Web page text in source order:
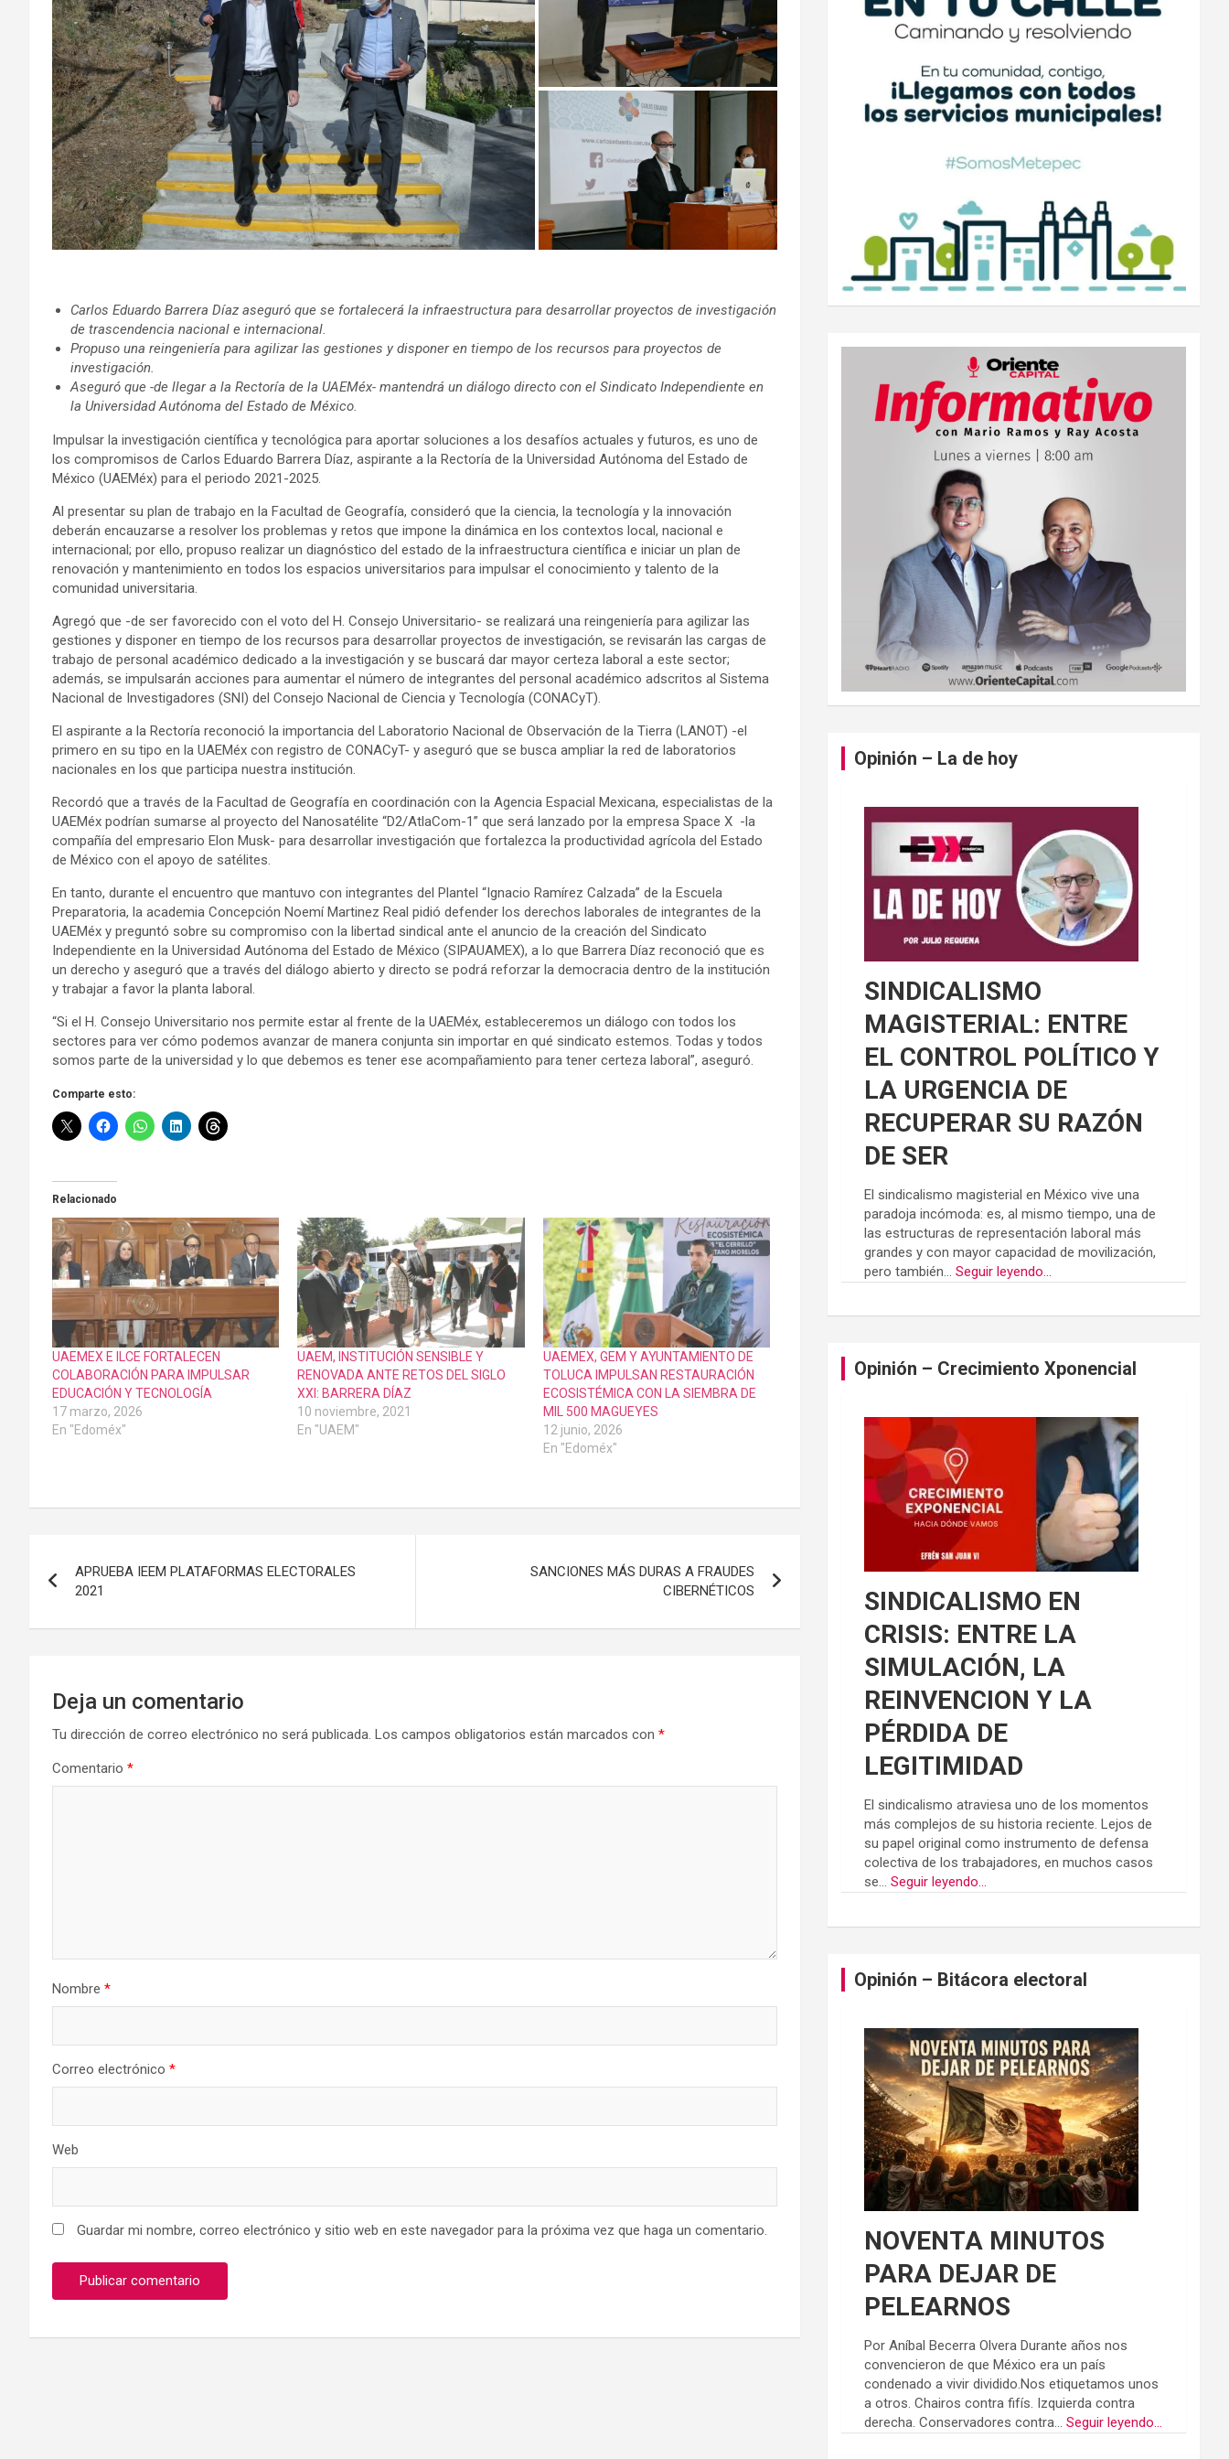
Carlos Eduardo Barrera Díaz aseguró que se fortalecerá la infraestructura para desarrollar proyectos de investigación
de trascendencia nacional e internacional.
Propuso una reingeniería para agilizar las gestiones y disponer en tiempo de los recursos para proyectos de
investigación.
Aseguró que -de llegar a la Rectoría de la UAEMéx- mantendrá un diálogo directo con el Sindicato Independiente en
la Universidad Autónoma del Estado de México.
Impulsar la investigación científica y tecnológica para aportar soluciones a los desafíos actuales y futuros, es uno de
los compromisos de Carlos Eduardo Barrera Díaz, aspirante a la Rectoría de la Universidad Autónoma del Estado de
México (UAEMéx) para el periodo 2021-2025.
Al presentar su plan de trabajo en la Facultad de Geografía, consideró que la ciencia, la tecnología y la innovación
deberán encauzarse a resolver los problemas y retos que impone la dinámica en los contextos local, nacional e
internacional; por ello, propuso realizar un diagnóstico del estado de la infraestructura científica e iniciar un plan de
renovación y mantenimiento en todos los espacios universitarios para impulsar el conocimiento y talento de la
comunidad universitaria.
Agregó que -de ser favorecido con el voto del H. Consejo Universitario- se realizará una reingeniería para agilizar las
gestiones y disponer en tiempo de los recursos para desarrollar proyectos de investigación, se revisarán las cargas de
trabajo de personal académico dedicado a la investigación y se buscará dar mayor certeza laboral a este sector;
además, se impulsarán acciones para aumentar el número de integrantes del personal académico adscritos al Sistema
Nacional de Investigadores (SNI) del Consejo Nacional de Ciencia y Tecnología (CONACyT).
El aspirante a la Rectoría reconoció la importancia del Laboratorio Nacional de Observación de la Tierra (LANOT) -el
primero en su tipo en la UAEMéx con registro de CONACyT- y aseguró que se busca ampliar la red de laboratorios
nacionales en los que participa nuestra institución.
Recordó que a través de la Facultad de Geografía en coordinación con la Agencia Espacial Mexicana, especialistas de la
UAEMéx podrían sumarse al proyecto del Nanosatélite “D2/AtlaCom-1” que será lanzado por la empresa Space X -la
compañía del empresario Elon Musk- para desarrollar investigación que fortalezca la productividad agrícola del Estado
de México con el apoyo de satélites.
En tanto, durante el encuentro que mantuvo con integrantes del Plantel “Ignacio Ramírez Calzada” de la Escuela
Preparatoria, la academia Concepción Noemí Martinez Real pidió defender los derechos laborales de integrantes de la
UAEMéx y preguntó sobre su compromiso con la libertad sindical ante el anuncio de la creación del Sindicato
Independiente en la Universidad Autónoma del Estado de México (SIPAUAMEX), a lo que Barrera Díaz reconoció que es
un derecho y aseguró que a través del diálogo abierto y directo se podrá reforzar la democracia dentro de la institución
y trabajar a favor la planta laboral.
“Si el H. Consejo Universitario nos permite estar al frente de la UAEMéx, estableceremos un diálogo con todos los
sectores para ver cómo podemos avanzar de manera conjunta sin importar en qué sindicato estemos. Todas y todos
somos parte de la universidad y lo que debemos es tener ese acompañamiento para tener certeza laboral”, aseguró.
Comparte esto:
Relacionado
UAEMEX E ILCE FORTALECEN
COLABORACIÓN PARA IMPULSAR
EDUCACIÓN Y TECNOLOGÍA
17 marzo, 2026
En "Edoméx"
UAEM, INSTITUCIÓN SENSIBLE Y
RENOVADA ANTE RETOS DEL SIGLO
XXI: BARRERA DÍAZ
10 noviembre, 2021
En "UAEM"
UAEMEX, GEM Y AYUNTAMIENTO DE
TOLUCA IMPULSAN RESTAURACIÓN
ECOSISTÉMICA CON LA SIEMBRA DE
MIL 500 MAGUEYES
12 junio, 2026
En "Edoméx"
de
entradas
APRUEBA IEEM PLATAFORMAS ELECTORALES
2021
SANCIONES MÁS DURAS A FRAUDES
CIBERNÉTICOS
Deja un comentario
Tu dirección de correo electrónico no será publicada. Los campos obligatorios están marcados con *
Comentario *
Nombre *
Correo electrónico *
Web
Guardar mi nombre, correo electrónico y sitio web en este navegador para la próxima vez que haga un comentario.
Opinión – La de hoy
SINDICALISMO
MAGISTERIAL: ENTRE
EL CONTROL POLÍTICO Y
LA URGENCIA DE
RECUPERAR SU RAZÓN
DE SER
El sindicalismo magisterial en México vive una
paradoja incómoda: es, al mismo tiempo, una de
las estructuras de representación laboral más
grandes y con mayor capacidad de movilización,
pero también...Seguir leyendo...
Opinión – Crecimiento Xponencial
SINDICALISMO EN
CRISIS: ENTRE LA
SIMULACIÓN, LA
REINVENCION Y LA
PÉRDIDA DE
LEGITIMIDAD
El sindicalismo atraviesa uno de los momentos
más complejos de su historia reciente. Lejos de
su papel original como instrumento de defensa
colectiva de los trabajadores, en muchos casos
se...Seguir leyendo...
Opinión – Bitácora electoral
NOVENTA MINUTOS
PARA DEJAR DE
PELEARNOS
Por Aníbal Becerra Olvera Durante años nos
convencieron de que México era un país
condenado a vivir dividido.Nos etiquetamos unos
a otros. Chairos contra fifís. Izquierda contra
derecha. Conservadores contra...Seguir leyendo...